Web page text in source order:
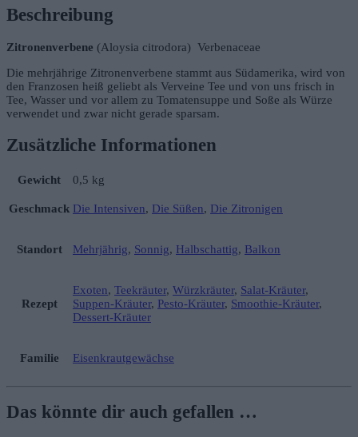
Beschreibung
Zitronenverbene (Aloysia citrodora) Verbenaceae
Die mehrjährige Zitronenverbene stammt aus Südamerika, wird von
den Franzosen heiß geliebt als Verveine Tee und von uns frisch in
Tee, Wasser und vor allem zu Tomatensuppe und Soße als Würze
verwendet und zwar nicht gerade sparsam.
Zusätzliche Informationen
Gewicht 0,5 kg
Geschmack Die Intensiven, Die Süßen, Die Zitronigen
Standort Mehrjährig, Sonnig, Halbschattig, Balkon
Rezept
Exoten, Teekräuter, Würzkräuter, Salat-Kräuter,
Suppen-Kräuter, Pesto-Kräuter, Smoothie-Kräuter,
Dessert-Kräuter
Familie Eisenkrautgewächse
Das könnte dir auch gefallen …